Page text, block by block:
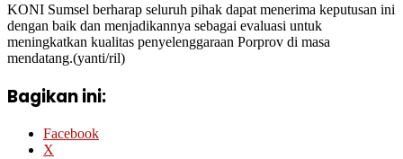
KONI Sumsel berharap seluruh pihak dapat menerima keputusan ini
dengan baik dan menjadikannya sebagai evaluasi untuk
meningkatkan kualitas penyelenggaraan Porprov di masa
mendatang.(yanti/ril)
Bagikan ini:
Facebook
X